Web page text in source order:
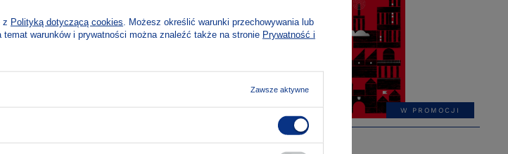
W PROMOCJI
z Polityką dotyczącą cookies . Możesz określić warunki przechowywania lub
warunków i prywatności można znaleźć także na stronie Prywatność i
Zawsze aktywne